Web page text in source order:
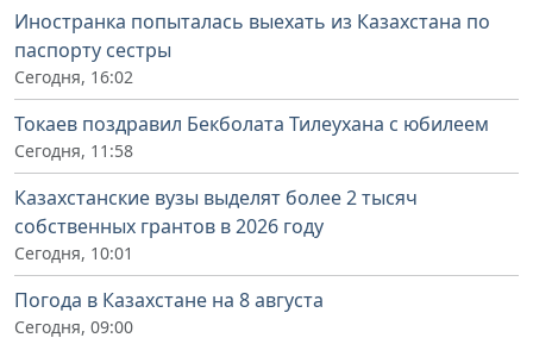
Иностранка попыталась выехать из Казахстана по
паспорту сестры
Сегодня, 16:02
Токаев поздравил Бекболата Тилеухана с юбилеем
Сегодня, 11:58
Казахстанские вузы выделят более 2 тысяч
собственных грантов в 2026 году
Сегодня, 10:01
Погода в Казахстане на 8 августа
Сегодня, 09:00